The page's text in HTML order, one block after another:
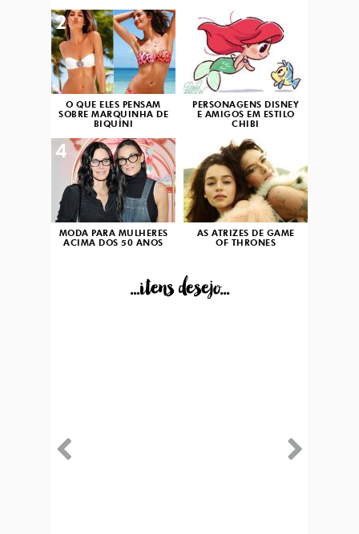
O QUE ELES PENSAM
SOBRE MARQUINHA DE
BIQUÍNI
2
PERSONAGENS DISNEY
E AMIGOS EM ESTILO
CHIBI
3
MODA PARA MULHERES
ACIMA DOS 50 ANOS
4
AS ATRIZES DE GAME
OF THRONES
...itens desejo...